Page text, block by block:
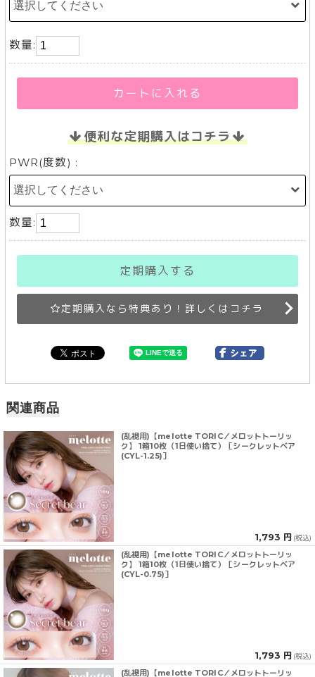
数量:
カートに入れる
便利な定期購入はコチラ
PWR(度数) :
数量:
定期購入する
定期購入なら特典あり！詳しくはコチラ
関連商品
(乱視用)【melotte TORIC／メロットトーリッ
ク】 1箱10枚（1日使い捨て）［シークレットベア
(CYL-1.25)］
1,793 円 (税込)
(乱視用)【melotte TORIC／メロットトーリッ
ク】 1箱10枚（1日使い捨て）［シークレットベア
(CYL-0.75)］
1,793 円 (税込)
(乱視用)【melotte TORIC／メロットトーリッ